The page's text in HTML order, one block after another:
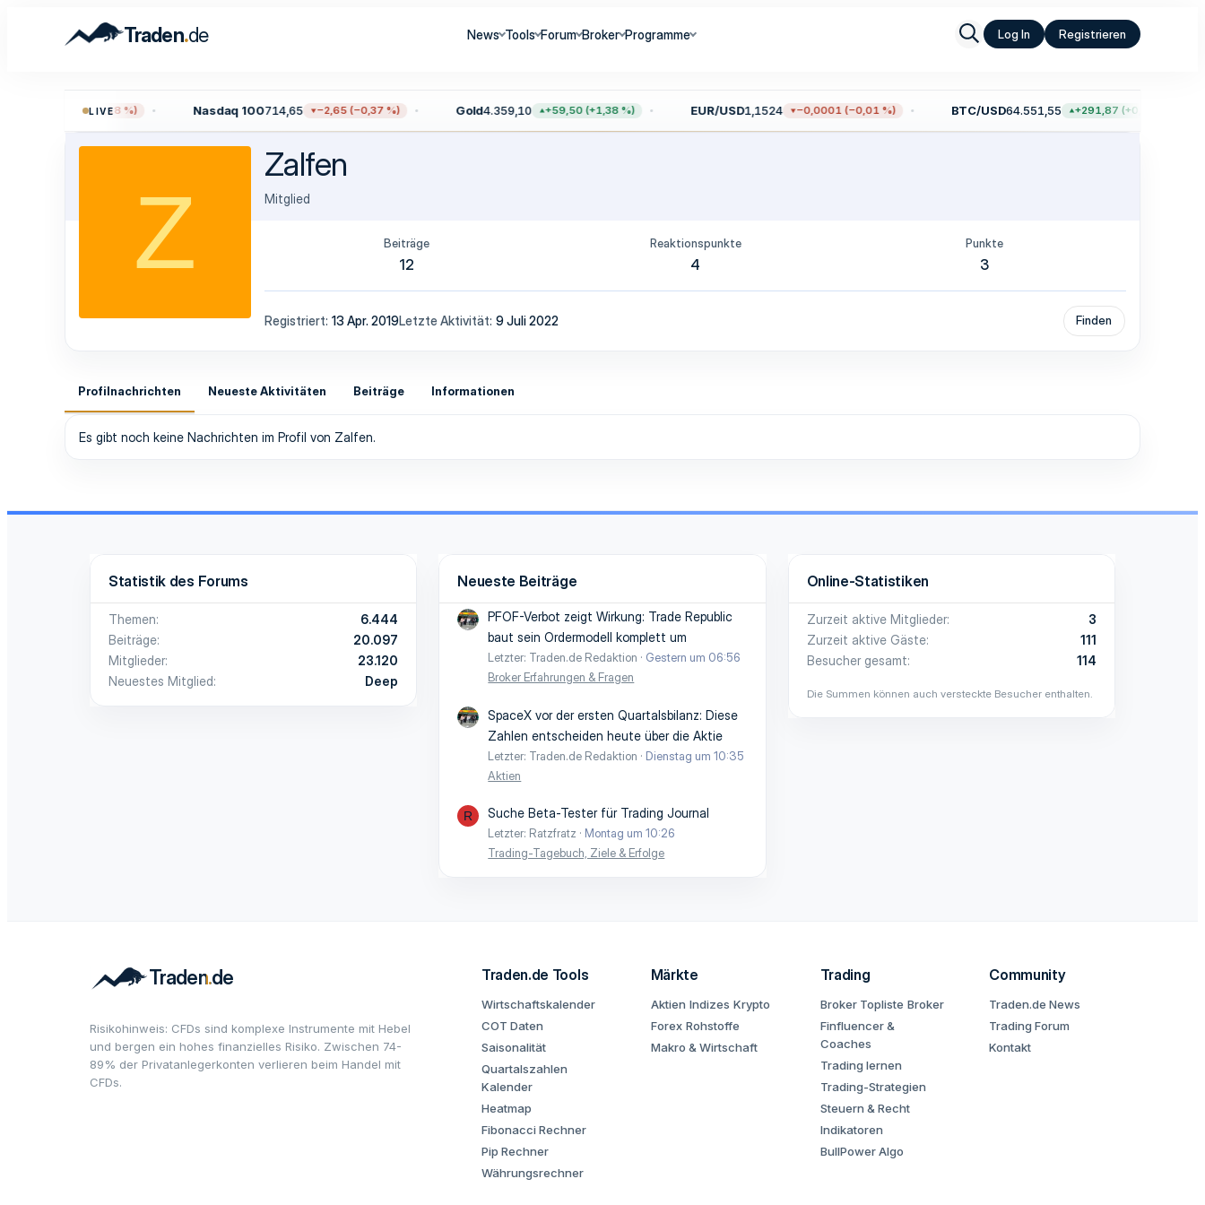
Traden.de News Tools Forum Broker Programme Log In Registrieren
LIVE
−13,59 (−0,18 %) Nasdaq 100714,65 −2,65 (−0,37 %) Gold4.359,10 +59,50 (+1,38 %) EUR/USD1,1524 −0,0001 (−0,01 %) BTC/USD64.551,55 +291,87 (+0,45 %)
Z
Zalfen
Mitglied
Beiträge
12
Reaktionspunkte
4
Punkte
3
Registriert 13 Apr. 2019Letzte Aktivität 9 Juli 2022 Finden
Profilnachrichten Neueste Aktivitäten Beiträge Informationen
Es gibt noch keine Nachrichten im Profil von Zalfen.
Statistik des Forums
Themen
6.444
Beiträge
20.097
Mitglieder
23.120
Neuestes Mitglied
Deep
Neueste Beiträge
PFOF-Verbot zeigt Wirkung: Trade Republic
baut sein Ordermodell komplett um
Letzter: Traden.de Redaktion
Gestern um 06:56
Broker Erfahrungen & Fragen
SpaceX vor der ersten Quartalsbilanz: Diese
Zahlen entscheiden heute über die Aktie
Letzter: Traden.de Redaktion
Dienstag um 10:35
Aktien
R Suche Beta-Tester für Trading Journal
Letzter: Ratzfratz
Montag um 10:26
Trading-Tagebuch, Ziele & Erfolge
Online-Statistiken
Zurzeit aktive Mitglieder
3
Zurzeit aktive Gäste
111
Besucher gesamt
114
Die Summen können auch versteckte Besucher enthalten.
Risikohinweis: CFDs sind komplexe Instrumente mit Hebel
und bergen ein hohes finanzielles Risiko. Zwischen 74-
89% der Privatanlegerkonten verlieren beim Handel mit
CFDs.
Traden.de Tools
Wirtschaftskalender
COT Daten
Saisonalität
Quartalszahlen
Kalender
Heatmap
Fibonacci Rechner
Pip Rechner
Währungsrechner
Märkte
Aktien Indizes Krypto
Forex Rohstoffe
Makro & Wirtschaft
Trading
Broker Topliste Broker
Finfluencer &
Coaches
Trading lernen
Trading-Strategien
Steuern & Recht
Indikatoren
BullPower Algo
Community
Traden.de News
Trading Forum
Kontakt